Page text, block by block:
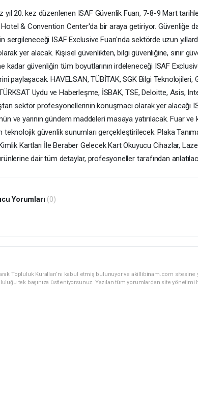
yıl 20. kez düzenlenen ISAF Güvenlik Fuarı, 7-8-9 Mart
& Convention Center'da bir araya getiriyor. Güvenliğe
sergileneceği ISAF Exclusive Fuarı'nda sektörde uzun
olarak yer alacak. Kişisel güvenlikten, bilgi güvenliğine, sınır
kadar güvenliğin tüm boyutlarının irdeleneceği ISAF
paylaşacak. HAVELSAN, TÜBİTAK, SGK Bilgi Teknolojileri,
Uydu ve Haberleşme, İSBAK, TSE, Deloitte, Asis,
sektör profesyonellerinin konuşmacı olarak yer alacağı
ve yarının gündem maddeleri masaya yatırılacak. Fuar
teknolojik güvenlik sunumları gerçekleştirilecek. Plaka
Kartları İle Beraber Gelecek Kart Okuyucu Cihazlar,
dair tüm detaylar, profesyoneller tarafından
Yorumları (0)
Topluluk Kuralları’nı kabul etmiş bulunuyor ve akillibinam.com sitesine
tek başınıza üstleniyorsunuz. Yazılan tüm yorumlardan site